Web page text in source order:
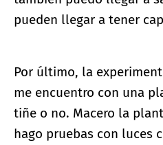
pueden llegar a tener
Por último, la
me encuentro con una
tiñe o no. Macero la
hago pruebas con luces